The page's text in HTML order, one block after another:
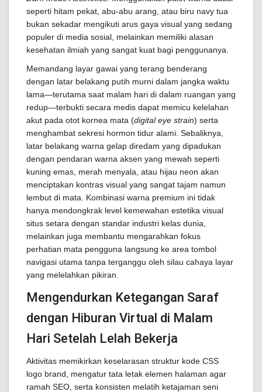
seperti hitam pekat, abu-abu arang, atau biru navy tua
bukan sekadar mengikuti arus gaya visual yang sedang
populer di media sosial, melainkan memiliki alasan
kesehatan ilmiah yang sangat kuat bagi penggunanya.
Memandang layar gawai yang terang benderang
dengan latar belakang putih murni dalam jangka waktu
lama—terutama saat malam hari di dalam ruangan yang
redup—terbukti secara medis dapat memicu kelelahan
akut pada otot kornea mata (digital eye strain) serta
menghambat sekresi hormon tidur alami. Sebaliknya,
latar belakang warna gelap diredam yang dipadukan
dengan pendaran warna aksen yang mewah seperti
kuning emas, merah menyala, atau hijau neon akan
menciptakan kontras visual yang sangat tajam namun
lembut di mata. Kombinasi warna premium ini tidak
hanya mendongkrak level kemewahan estetika visual
situs setara dengan standar industri kelas dunia,
melainkan juga membantu mengarahkan fokus
perhatian mata pengguna langsung ke area tombol
navigasi utama tanpa terganggu oleh silau cahaya layar
yang melelahkan pikiran.
Mengendurkan Ketegangan Saraf
dengan Hiburan Virtual di Malam
Hari Setelah Lelah Bekerja
Aktivitas memikirkan keselarasan struktur kode CSS
logo brand, mengatur tata letak elemen halaman agar
ramah SEO, serta konsisten melatih ketajaman seni